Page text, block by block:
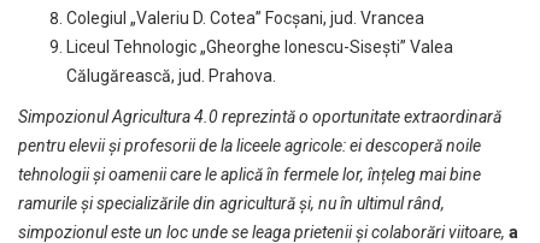
Colegiul „Valeriu D. Cotea” Focșani, jud. Vrancea
Liceul Tehnologic „Gheorghe Ionescu-Sisești” Valea
Călugărească, jud. Prahova.
Simpozionul Agricultura 4.0 reprezintă o oportunitate extraordinară
pentru elevii și profesorii de la liceele agricole: ei descoperă noile
tehnologii și oamenii care le aplică în fermele lor, înțeleg mai bine
ramurile și specializările din agricultură și, nu în ultimul rând,
simpozionul este un loc unde se leaga prietenii și colaborări viitoare, a